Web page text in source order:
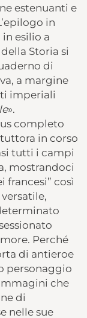
estenuanti e
in
esilio a
Storia si
di
a margine
imperiali
».
completo
in corso
tutti i campi
mostrandoci
francesi” così
Perché
di antieroe
personaggio
che
di
nelle sue